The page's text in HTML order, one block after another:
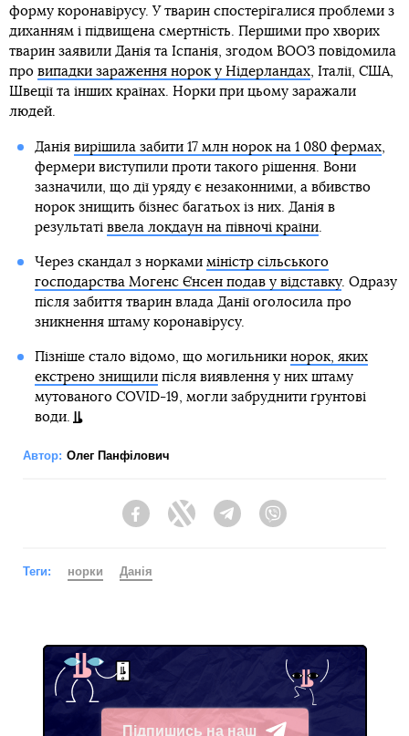
форму коронавірусу. У тварин спостерігалися проблеми з
диханням і підвищена смертність. Першими про хворих
тварин заявили Данія та Іспанія, згодом ВООЗ повідомила
про випадки зараження норок у Нідерландах, Італії, США,
Швеції та інших країнах. Норки при цьому заражали
людей.
Данія вирішила забити 17 млн норок на 1 080 фермах,
фермери виступили проти такого рішення. Вони
зазначили, що дії уряду є незаконними, а вбивство
норок знищить бізнес багатьох із них. Данія в
результаті ввела локдаун на півночі країни.
Через скандал з норками міністр сільського
господарства Могенс Єнсен подав у відставку. Одразу
після забиття тварин влада Данії оголосила про
зникнення штаму коронавірусу.
Пізніше стало відомо, що могильники норок, яких
екстрено знищилипісля виявлення у них штаму
мутованого COVID-19, могли забруднити ґрунтові
води.
Автор: Олег Панфілович
FacebookTwitter Telegram
Теги: норки Данія
Підпишись на наш